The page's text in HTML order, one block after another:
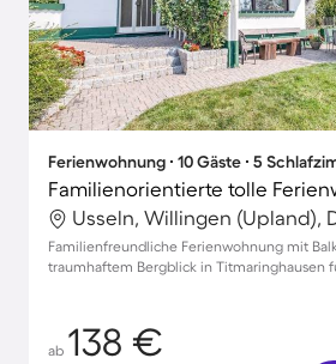
Ferienwohnung ∙ 10 Gäste ∙ 5
Usseln, Willingen (Upland),
Familienfreundliche Ferienwohnung mit
traumhaftem Bergblick in Titmaringhausen
ab 138 €